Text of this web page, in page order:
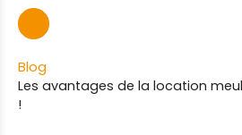
Blog
Les avantages de la location
!